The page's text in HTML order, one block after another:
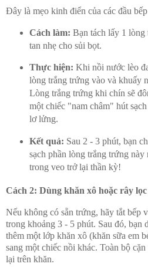
Đây là mẹo kinh điển của các đầu
Cách làm: Bạn tách lấy 1 lòng
tan nhẹ cho sủi bọt.
Thực hiện: Khi nồi nước lèo
lòng trắng trứng vào và khuấy
Lòng trắng trứng khi chín sẽ
một chiếc "nam châm" hút
lơ lửng.
Kết quả: Sau 2 - 3 phút, bạn
sạch phần lòng trắng trứng này
trong veo trở lại thần kỳ!
Cách 2: Dùng khăn xô hoặc rây
Nếu không có sẵn trứng, hãy tắt bếp
trong khoảng 3 - 5 phút. Sau đó, bạn
thêm một lớp khăn xô (khăn sữa em
sang một chiếc nồi khác. Toàn bộ
lại trên khăn.